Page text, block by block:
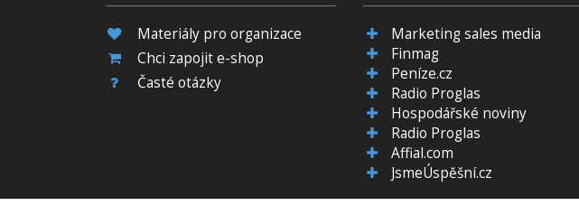
Materiály pro organizace
Chci zapojit e-shop
Časté otázky
Marketing sales media
Finmag
Peníze.cz
Radio Proglas
Hospodářské noviny
Radio Proglas
Affial.com
JsmeÚspěšní.cz